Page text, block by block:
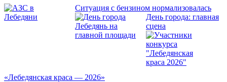
Ситуация с бензином нормализовалась
День города: главная
сцена
«Лебедянская краса — 2026»